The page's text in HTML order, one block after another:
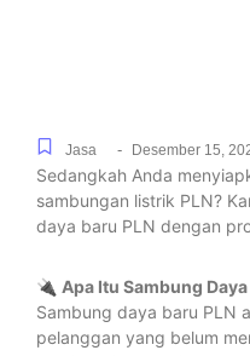
Jasa - Desember 15,
Sedangkah Anda
sambungan listrik PLN?
daya baru PLN dengan
🔌 Apa Itu Sambung Daya
Sambung daya baru PLN
pelanggan yang belum